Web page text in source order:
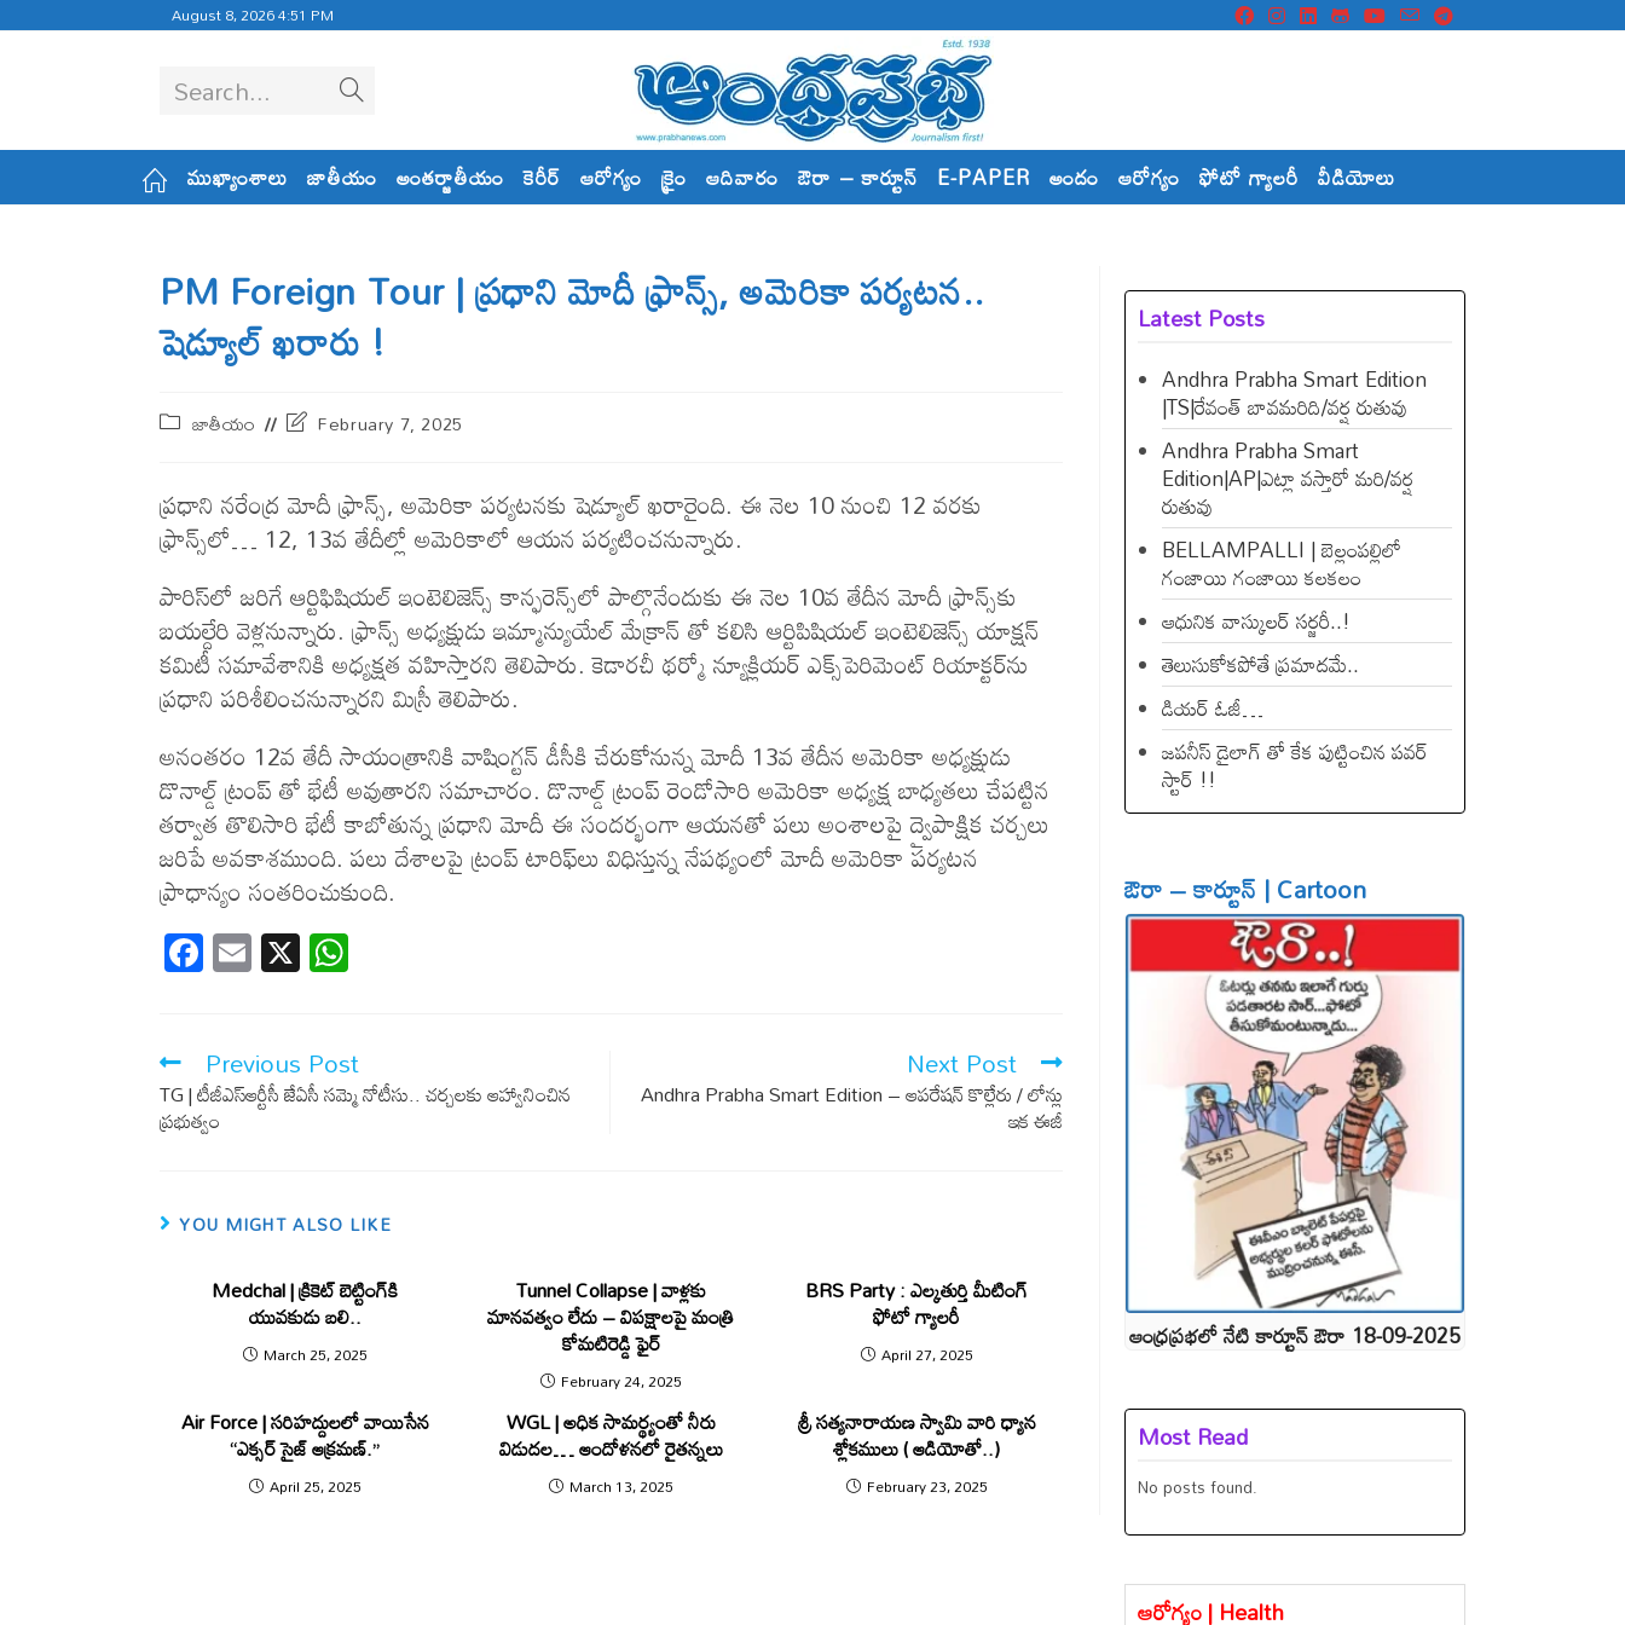
August 8, 2026 4:51 PM
Search...
ముఖ్యాంశాలు జాతీయం అంతర్జాతీయం కెరీర్ ఆరోగ్యం క్రైం ఆదివారం ఔరా – కార్టూన్ E-PAPER అందం ఆరోగ్యం ఫోటో గ్యాలరీ వీడియోలు
PM Foreign Tour | ప్రధాని మోదీ ఫ్రాన్స్‌, అమెరికా పర్యటన..
షెడ్యూల్‌ ఖరారు !
జాతీయం February 7, 2025
ప్రధాని నరేంద్ర మోదీ ఫ్రాన్స్‌, అమెరికా పర్యటనకు షెడ్యూల్‌ ఖరారైంది. ఈ నెల 10 నుంచి 12 వరకు
ఫ్రాన్స్‌లో… 12, 13వ‌ తేదీల్లో అమెరికాలో ఆయన పర్యటించ‌నున్నారు.
పారిస్‌లో జరిగే ఆర్టిఫిషియల్ ఇంటెలిజెన్స్ కాన్ఫరెన్స్‌లో పాల్గొనేందుకు ఈ నెల 10వ తేదీన మోదీ ఫ్రాన్స్‌కు
బయల్దేరి వెళ్లనున్నారు. ఫ్రాన్స్‌ అధ్యక్షుడు ఇమ్మాన్యుయేల్‌ మేక్రాన్‌ తో కలిసి ఆర్టిపిషియల్‌ ఇంటెలిజెన్స్‌ యాక్షన్‌
కమిటీ సమావేశానికి అధ్యక్షత వహిస్తారని తెలిపారు. కెడారచీ థర్మో న్యూక్లియర్‌ ఎక్స్‌పెరిమెంట్‌ రియాక్టర్‌ను
ప్రధాని పరిశీలించనున్నారని మిస్రీ తెలిపారు.
అనంతరం 12వ తేదీ సాయంత్రానికి వాషింగ్టన్‌ డీసీకి చేరుకోనున్న మోదీ 13వ తేదీన అమెరికా అధ్యక్షుడు
డొనాల్డ్‌ ట్రంప్ తో భేటీ అవుతారని సమాచారం. డొనాల్డ్‌ ట్రంప్‌ రెండోసారి అమెరికా అధ్యక్ష బాధ్యతలు చేపట్టిన
తర్వాత తొలిసారి భేటీ కాబోతున్న ప్రధాని మోదీ ఈ సందర్భంగా ఆయనతో పలు అంశాలపై ద్వైపాక్షిక చర్చలు
జరిపే అవకాశముంది. పలు దేశాలపై ట్రంప్‌ టారిఫ్‌లు విధిస్తున్న నేపథ్యంలో మోదీ అమెరికా పర్యటన
ప్రాధాన్యం సంతరించుకుంది.
F
ac
b
o
o
E
m
X
s
A
Previous Post
TG | టీజీఎస్ఆర్టీసీ జేఏసీ సమ్మె నోటీసు.. చర్చలకు ఆహ్వానించిన
ప్రభుత్వం
Next Post
Andhra Prabha Smart Edition – ఆపరేషన్ కొల్లేరు / లోన్లు
ఇక ఈజీ
YOU MIGHT ALSO LIKE
Medchal | క్రికెట్ బెట్టింగ్‌కి
యువకుడు బలి..
March 25, 2025
Tunnel Collapse | వాళ్లకు
మానవత్వం లేదు – విపక్షాలపై మంత్రి
కోమటిరెడ్డి ఫైర్
February 24, 2025
BRS Party : ఎల్కతుర్తి మీటింగ్
ఫోటో గ్యాలరీ
April 27, 2025
Air Force | స‌రిహ‌ద్దుల‌లో వాయిసేన‌
“ఎక్సర్ సైజ్ ఆక్రమణ్.”
April 25, 2025
WGL | అధిక సామర్థ్యంతో నీరు
విడుదల… ఆందోళనలో రైతన్నలు
March 13, 2025
శ్రీ సత్యనారాయణ స్వామి వారి ధ్యాన
శ్లోకములు ( ఆడియోతో..)
February 23, 2025
Latest Posts
Andhra Prabha Smart Edition
|TS|రేవంత్​ బావమరిది/వర్ష రుతువు
Andhra Prabha Smart
Edition|AP|ఎట్లా వస్తారో మరి/వర్ష
రుతువు
BELLAMPALLI | బెల్లంపల్లిలో
గంజాయి గంజాయి కలకలం
ఆధునిక వాస్కులర్ సర్జరీ..!
తెలుసుకోకపోతే ప్రమాదమే..
డియ‌ర్ ఓజీ…
జపనీస్ డైలాగ్ తో కేక పుట్టించిన ప‌వ‌ర్
స్టార్ !!
ఔరా – కార్టూన్ | Cartoon
ఆంధ్రప్రభలో నేటి కార్టూన్ ఔరా 18-09-2025
Most Read
No posts found.
ఆరోగ్యం | Health